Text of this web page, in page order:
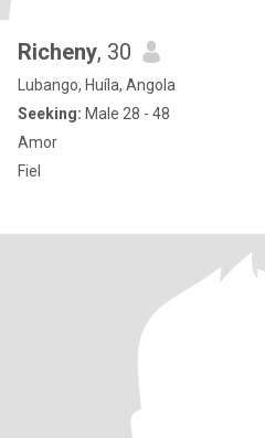
Richeny, 30
Lubango, Huíla, Angola
Seeking: Male 28 - 48
Amor
Fiel